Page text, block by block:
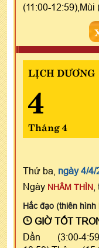
(11:00-
LỊCH DƯƠNG
4
Tháng 4
Thứ ba, ngày 4/4/
Ngày NHÂM THÌN
Hắc đạo (thiên hình
GIỜ TỐT
Dần (3:00-